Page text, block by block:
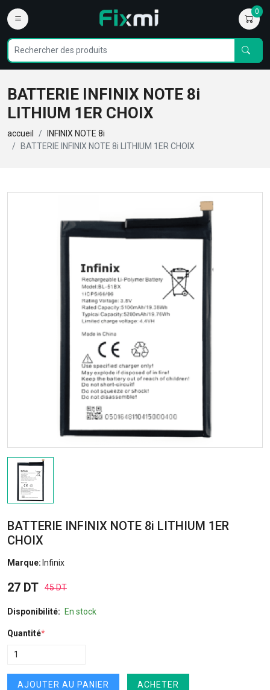
0
BATTERIE INFINIX NOTE 8i
LITHIUM 1ER CHOIX
accueil
INFINIX NOTE 8i
BATTERIE INFINIX NOTE 8i LITHIUM 1ER CHOIX
BATTERIE INFINIX NOTE 8i LITHIUM 1ER
CHOIX
Marque: Infinix
27 DT 45 DT
Disponibilité: En stock
Quantité*
AJOUTER AU PANIER ACHETER